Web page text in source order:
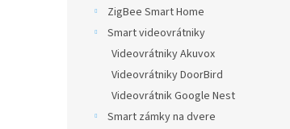
ZigBee Smart Home
Smart videovrátniky
Videovrátniky Akuvox
Videovrátniky DoorBird
Videovrátnik Google Nest
Smart zámky na dvere